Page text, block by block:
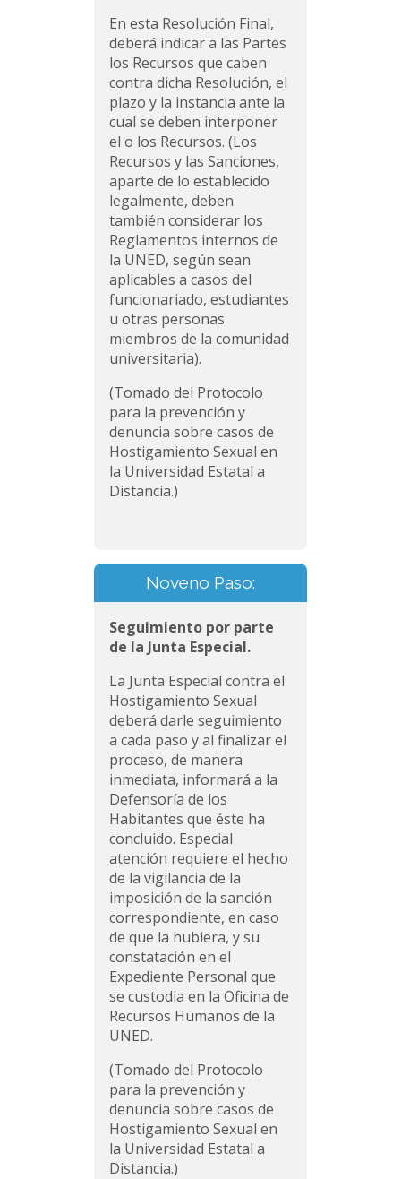
En esta Resolución Final,
deberá indicar a las Partes
los Recursos que caben
contra dicha Resolución, el
plazo y la instancia ante la
cual se deben interponer
el o los Recursos. (Los
Recursos y las Sanciones,
aparte de lo establecido
legalmente, deben
también considerar los
Reglamentos internos de
la UNED, según sean
aplicables a casos del
funcionariado, estudiantes
u otras personas
miembros de la comunidad
universitaria).
(Tomado del Protocolo
para la prevención y
denuncia sobre casos de
Hostigamiento Sexual en
la Universidad Estatal a
Distancia.)
Noveno Paso:
Seguimiento por parte
de la Junta Especial.
La Junta Especial contra el
Hostigamiento Sexual
deberá darle seguimiento
a cada paso y al finalizar el
proceso, de manera
inmediata, informará a la
Defensoría de los
Habitantes que éste ha
concluido. Especial
atención requiere el hecho
de la vigilancia de la
imposición de la sanción
correspondiente, en caso
de que la hubiera, y su
constatación en el
Expediente Personal que
se custodia en la Oficina de
Recursos Humanos de la
UNED.
(Tomado del Protocolo
para la prevención y
denuncia sobre casos de
Hostigamiento Sexual en
la Universidad Estatal a
Distancia.)